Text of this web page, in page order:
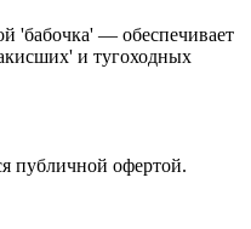
'бабочка' — обеспечивает
и тугоходных
публичной офертой.